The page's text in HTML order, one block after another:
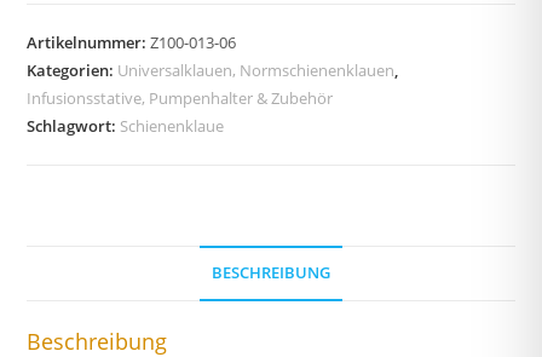
Artikelnummer:Z100-013-06
Kategorien: Universalklauen, Normschienenklauen,
Infusionsstative, Pumpenhalter & Zubehör
Schlagwort: Schienenklaue
BESCHREIBUNG
Beschreibung